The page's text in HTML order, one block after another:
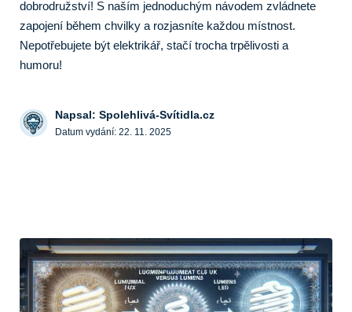
dobrodružství! S naším jednoduchým návodem zvládnete
zapojení během chvilky a rozjasníte každou místnost.
Nepotřebujete být elektrikář, stačí trocha trpělivosti a
humoru!
Napsal: Spolehlivá-Svítidla.cz
Datum vydání: 22. 11. 2025